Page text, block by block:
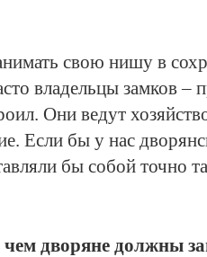
свою нишу в
владельцы замков –
Они ведут
Если бы у нас
бы собой точно
дворяне должны